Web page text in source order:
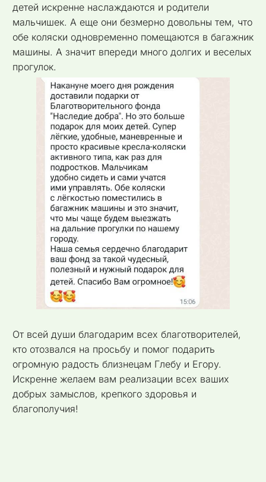
детей искренне наслаждаются и родители
мальчишек. А еще они безмерно довольны тем, что
обе коляски одновременно помещаются в багажник
машины. А значит впереди много долгих и веселых
прогулок.
От всей души благодарим всех благотворителей,
кто отозвался на просьбу и помог подарить
огромную радость близнецам Глебу и Егору.
Искренне желаем вам реализации всех ваших
добрых замыслов, крепкого здоровья и
благополучия!